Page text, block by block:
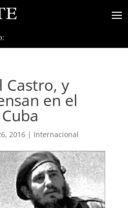
Castro, y
en el
2016| Internacional